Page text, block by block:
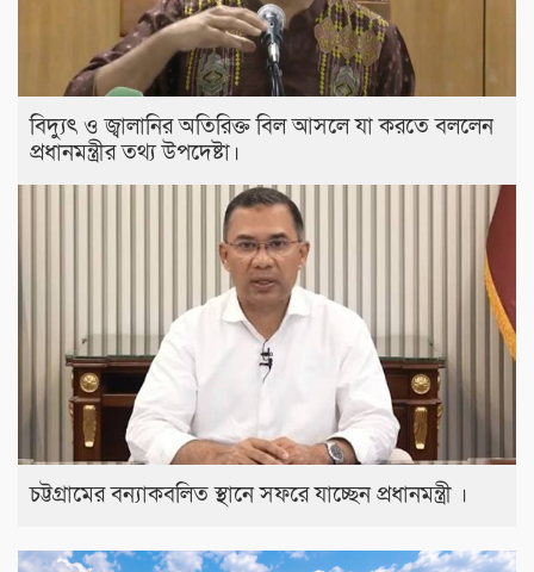
বিদ্যুৎ ও জ্বালানির অতিরিক্ত বিল আসলে যা করতে বললেন
প্রধানমন্ত্রীর তথ্য উপদেষ্টা।
চট্টগ্রামের বন্যাকবলিত স্থানে সফরে যাচ্ছেন প্রধানমন্ত্রী ।